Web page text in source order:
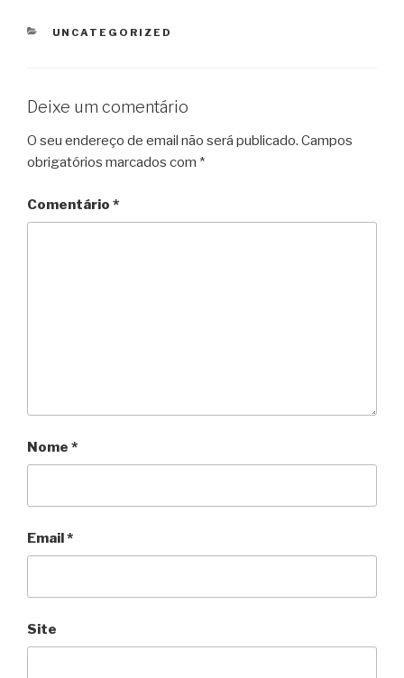
CATEGORIAS
UNCATEGORIZED
Deixe um comentário
O seu endereço de email não será publicado. Campos
obrigatórios marcados com *
Comentário *
Nome *
Email*
Site